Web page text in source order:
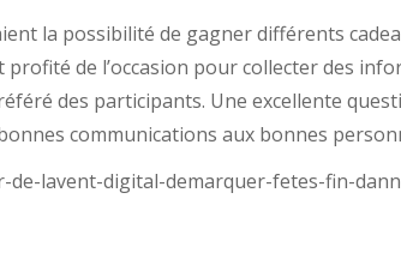
la possibilité de gagner différents
profité de l’occasion pour collecter des
des participants. Une excellente
communications aux bonnes